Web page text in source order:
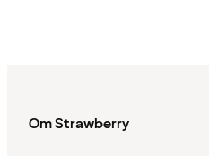
Om Strawberry